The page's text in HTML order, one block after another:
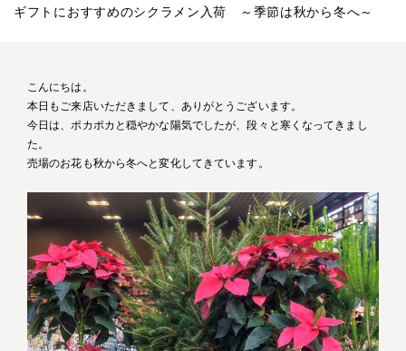
ギフトにおすすめのシクラメン入荷 ～季節は秋から冬へ～
こんにちは。
本日もご来店いただきまして、ありがとうございます。
今日は、ポカポカと穏やかな陽気でしたが、段々と寒くなってきまし
た。
売場のお花も秋から冬へと変化してきています。